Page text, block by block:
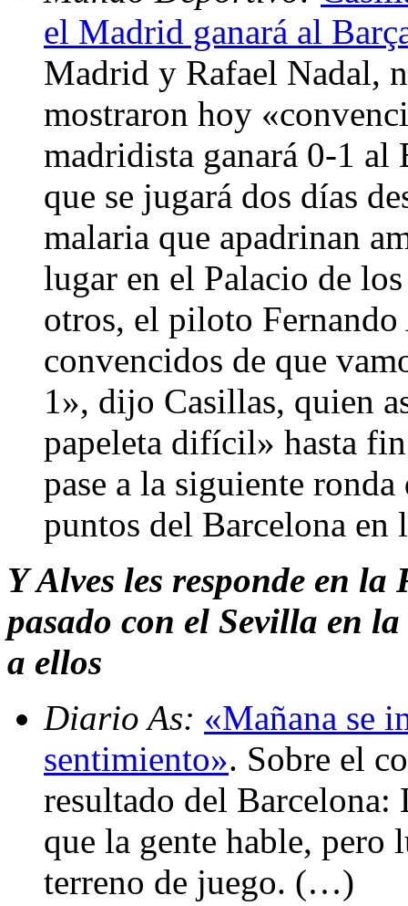
el Madrid ganará al
Madrid y Rafael Nadal,
mostraron hoy
madridista ganará 0-1 al
que se jugará dos días
malaria que apadrinan
lugar en el Palacio de
otros, el piloto
convencidos de que
1», dijo Casillas, quien
papeleta difícil» hasta
pase a la siguiente
puntos del Barcelona
Y Alves les responde en la
pasado con el Sevilla en
a ellos
Diario As: «Mañana se
sentimiento». Sobre el
resultado del
que la gente hable, pero
terreno de juego. (…)